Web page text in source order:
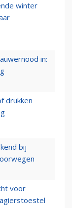
winter
in:
drukken
bij
voor